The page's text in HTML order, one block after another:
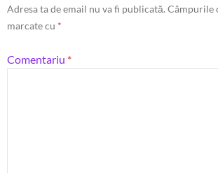
Adresa ta de email nu va fi publicată. Câmpurile
marcate cu *
Comentariu *